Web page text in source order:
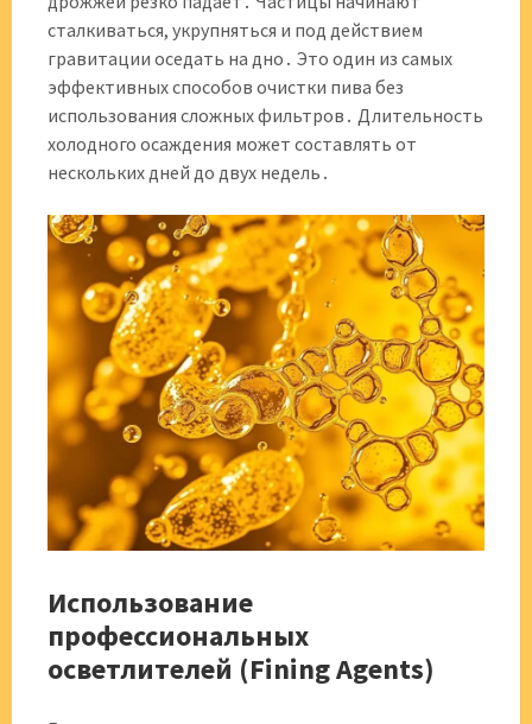
сталкиваться, укрупняться и под действием
гравитации оседать на дно․ Это один из самых
эффективных способов очистки пива без
использования сложных фильтров․ Длительность
холодного осаждения может составлять от
нескольких дней до двух недель․
Использование
профессиональных
осветлителей (Fining Agents)